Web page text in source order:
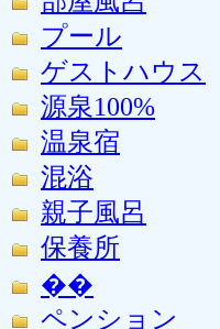
プール
ゲストハウス
源泉100%
温泉宿
混浴
親子風呂
保養所
��
ペンション